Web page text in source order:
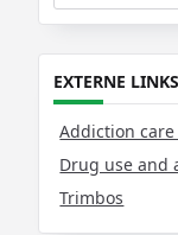
EXTERNE LINKS
Addiction
Drug use and
Trimbos